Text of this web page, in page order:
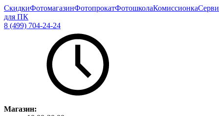
СкидкиФотомагазинФотопрокатФотошколаКомиссионка
для ПК
8 (499) 704-24-24
Магазин: